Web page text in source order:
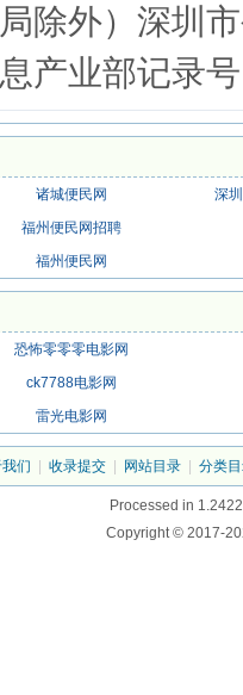
除外）深圳
产业部记录
诸城便民网
深
福州便民网招聘
福州便民网
恐怖零零零电影网
ck7788电影网
雷光电影网
们 收录提交 网站目录 分类
Processed in
Copyright © 2017-